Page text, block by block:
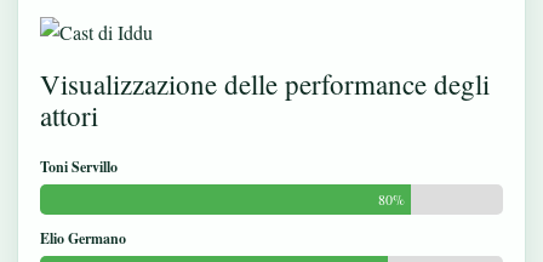
Visualizzazione delle performance degli
attori
Toni Servillo
80%
Elio Germano